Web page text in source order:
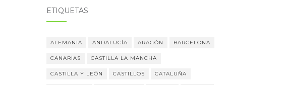
ETIQUETAS
ALEMANIA ANDALUCÍA ARAGÓN BARCELONA
CANARIAS CASTILLA LA MANCHA
CASTILLA Y LEÓN CASTILLOS CATALUÑA